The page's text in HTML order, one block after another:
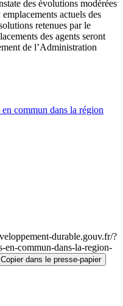
des évolutions modérées
actuels des
retenues par le
des agents seront
de l’Administration
commun dans la région
durable.gouv.fr/?
en-commun-dans-la-region-
Copier dans le presse-papier